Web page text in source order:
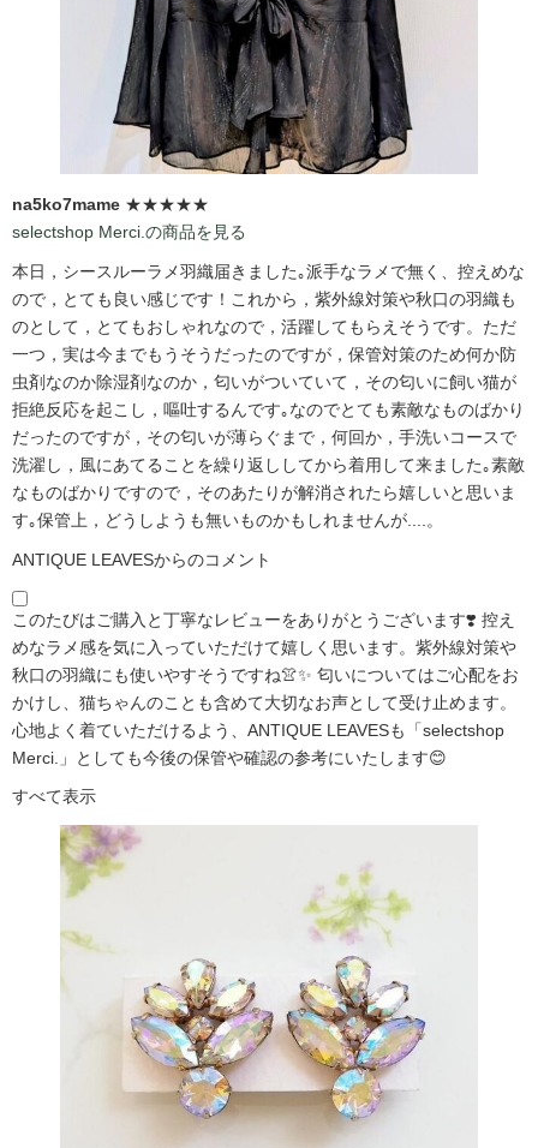
na5ko7mame ★★★★★
selectshop Merci.の商品を見る
本日，シースルーラメ羽織届きました｡派手なラメで無く、控えめな
ので，とても良い感じです！これから，紫外線対策や秋口の羽織も
のとして，とてもおしゃれなので，活躍してもらえそうです。ただ
一つ，実は今までもうそうだったのですが，保管対策のため何か防
虫剤なのか除湿剤なのか，匂いがついていて，その匂いに飼い猫が
拒絶反応を起こし，嘔吐するんです｡なのでとても素敵なものばかり
だったのですが，その匂いが薄らぐまで，何回か，手洗いコースで
洗濯し，風にあてることを繰り返ししてから着用して来ました｡素敵
なものばかりですので，そのあたりが解消されたら嬉しいと思いま
す｡保管上，どうしようも無いものかもしれませんが....。
ANTIQUE LEAVESからのコメント
このたびはご購入と丁寧なレビューをありがとうございます❣️ 控え
めなラメ感を気に入っていただけて嬉しく思います。紫外線対策や
秋口の羽織にも使いやすそうですね👚✨ 匂いについてはご心配をお
かけし、猫ちゃんのことも含めて大切なお声として受け止めます。
心地よく着ていただけるよう、ANTIQUE LEAVESも「selectshop
Merci.」としても今後の保管や確認の参考にいたします😊
すべて表示